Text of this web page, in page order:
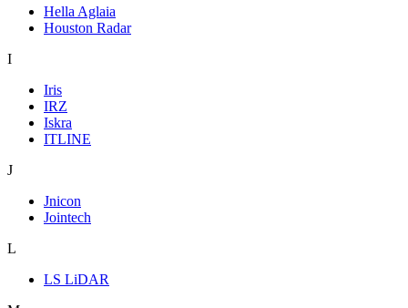
Hella Aglaia
Houston Radar
I
Iris
IRZ
Iskra
ITLINE
J
Jnicon
Jointech
L
LS LiDAR